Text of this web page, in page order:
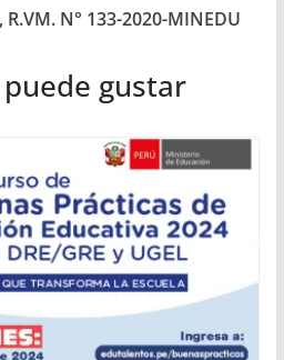
N° 133-2020-MINEDU
gustar